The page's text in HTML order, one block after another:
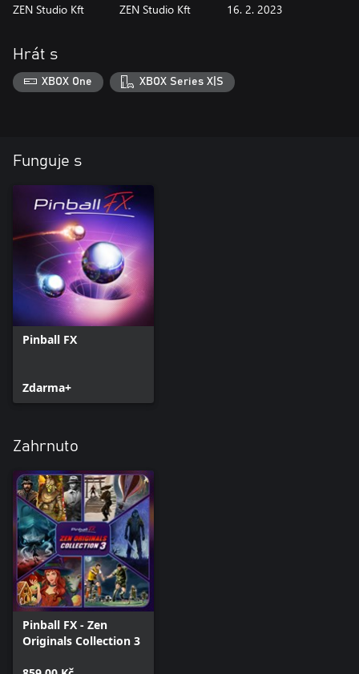
ZEN Studio Kft ZEN Studio Kft 16. 2. 2023
Hrát s
XBOX One XBOX Series X|S
Funguje s
Pinball FX
Zdarma+
Zahrnuto
Pinball FX - Zen
Originals Collection 3